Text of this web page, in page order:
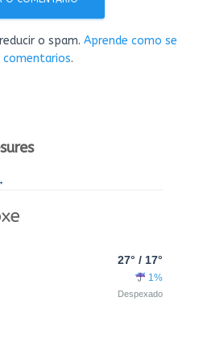
o spam. Aprende como se
comentarios.
27° / 17°
1%
Despexado